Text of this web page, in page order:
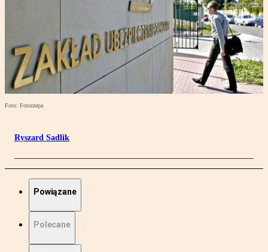
Foto: Fotorzepa
Ryszard Sadlik
Powiązane
Polecane